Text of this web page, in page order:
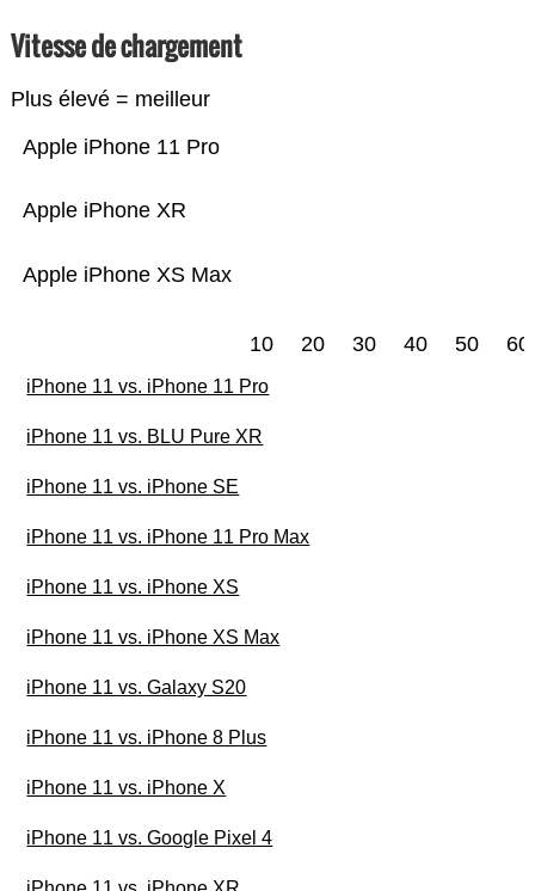
Vitesse de chargement
Plus élevé = meilleur
Apple iPhone XS Max
Apple iPhone XR
Apple iPhone 11 Pro
10 20 30 40 50 60
iPhone 11 vs. iPhone 11 Pro
iPhone 11 vs. BLU Pure XR
iPhone 11 vs. iPhone SE
iPhone 11 vs. iPhone 11 Pro Max
iPhone 11 vs. iPhone XS
iPhone 11 vs. iPhone XS Max
iPhone 11 vs. Galaxy S20
iPhone 11 vs. iPhone 8 Plus
iPhone 11 vs. iPhone X
iPhone 11 vs. Google Pixel 4